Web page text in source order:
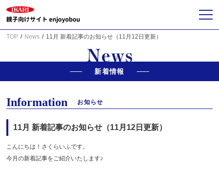
TOP News 11月 新着記事のお知らせ（11月12日更新）
新着情報
Information お知らせ
11月 新着記事のお知らせ（11月12日更新）
こんにちは！さくらいふです。
今月の新着記事をご紹介いたします♪